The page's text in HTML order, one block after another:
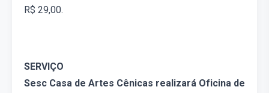
R$ 29,00.
SERVIÇO
Sesc Casa de Artes Cênicas realizará Oficina de